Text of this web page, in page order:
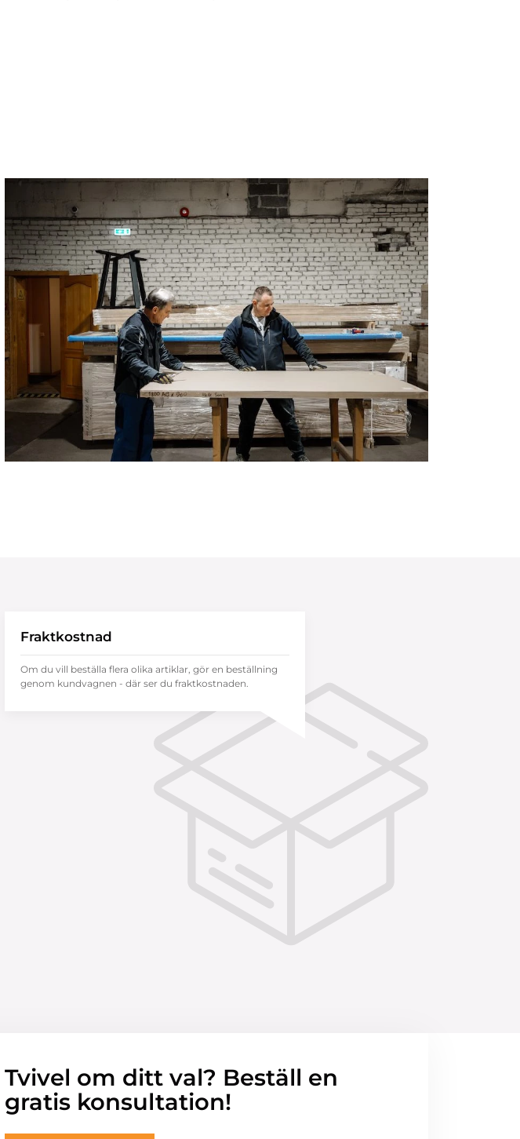
Fraktkostnad
Om du vill beställa flera olika artiklar, gör en beställning
genom kundvagnen - där ser du fraktkostnaden.
Tvivel om ditt val? Beställ en
gratis konsultation!